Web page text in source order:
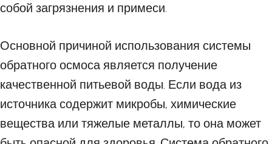
собой загрязнения и примеси.
Основной причиной использования системы
обратного осмоса является получение
качественной питьевой воды. Если вода из
источника содержит микробы, химические
вещества или тяжелые металлы, то она может